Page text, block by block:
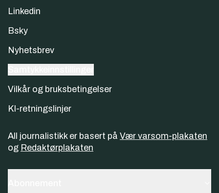
Linkedin
Bsky
Nyhetsbrev
Vilkår og bruksbetingelser
KI-retningslinjer
All journalistikk er basert på Vær varsom-plakaten
og Redaktørplakaten